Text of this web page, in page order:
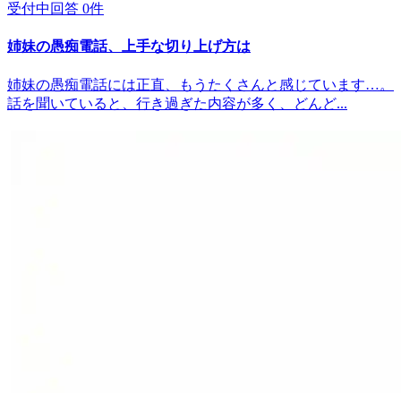
受付中 回答 0件
姉妹の愚痴電話、上手な切り上げ方は
姉妹の愚痴電話には正直、もうたくさんと感じています…。
話を聞いていると、行き過ぎた内容が多く、どんど...